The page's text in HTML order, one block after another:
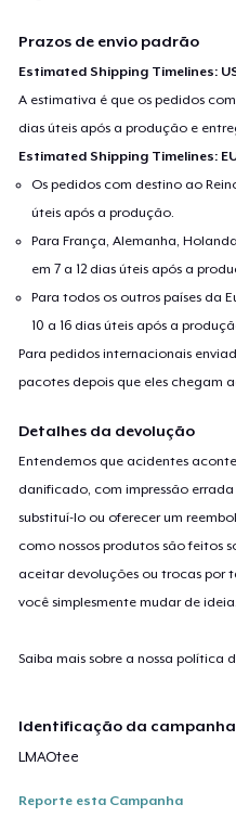
Prazos de envio padrão
Estimated Shipping Timelines:
A estimativa é que os pedidos
dias úteis após a produção e
Estimated Shipping Timelines:
Os pedidos com destino ao
úteis após a produção.
Para França, Alemanha,
em 7 a 12 dias úteis após a
Para todos os outros países da
10 a 16 dias úteis após a
Para pedidos internacionais
pacotes depois que eles chegam
Detalhes da devolução
Entendemos que acidentes
danificado, com impressão
substituí-lo ou oferecer um
como nossos produtos são feitos
aceitar devoluções ou trocas por
você simplesmente mudar de ideia.
Saiba mais sobre a nossa política
Identificação da campanha
LMAOtee
Reporte esta Campanha